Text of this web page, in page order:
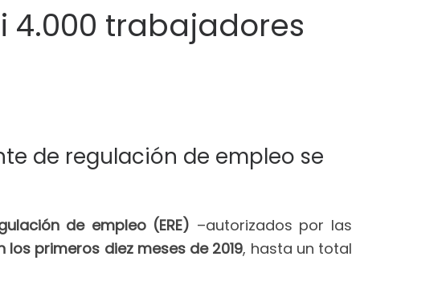
4.000 trabajadores
de regulación de empleo se
de empleo (ERE) –autorizados por las
los primeros diez meses de 2019, hasta un total